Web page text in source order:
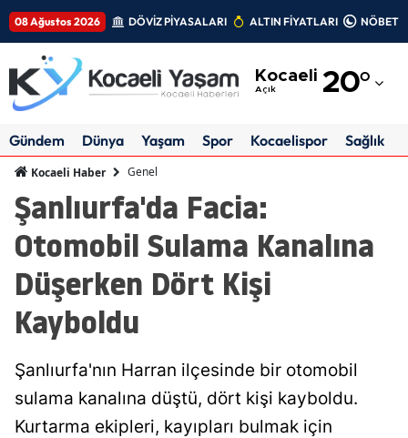
08 Ağustos 2026 DÖVİZ PİYASALARI ALTIN FİYATLARI
Kocaeli
Açık 20°
Adıyaman
Ankara
Balıkesir
Bilecik
Gündem Dünya Yaşam Spor Kocaelispor Sağlık
Kocaeli Haber Genel
Şanlıurfa'da Facia:
Otomobil Sulama Kanalına
Düşerken Dört Kişi
Kayboldu
Şanlıurfa'nın Harran ilçesinde bir otomobil
sulama kanalına düştü, dört kişi kayboldu.
Kurtarma ekipleri, kayıpları bulmak için